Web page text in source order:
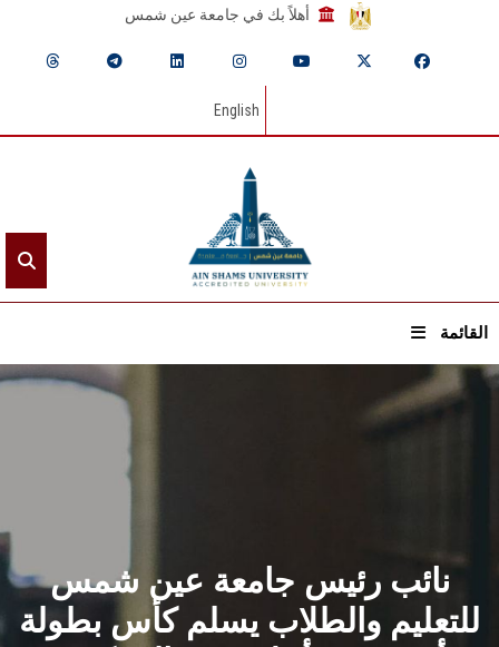
أهلاً بك في جامعة عين شمس
English
القائمة
الشئون الأكاديمية
البحث العلمي
نائب رئيس جامعة عين شمس
للتعليم والطلاب يسلم كأس بطولة